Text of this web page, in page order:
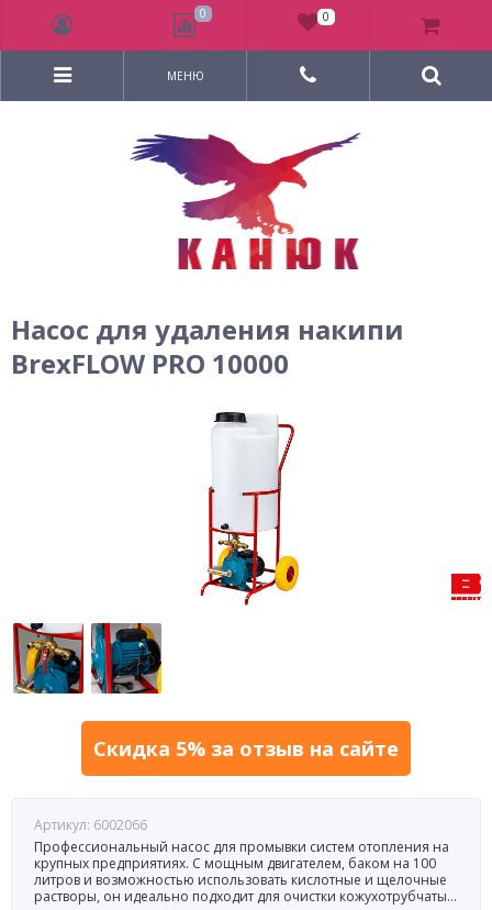
МЕНЮ
Насос для удаления накипи
BrexFLOW PRO 10000
Скидка 5% за отзыв на сайте
Артикул: 6002066
Профессиональный насос для промывки систем отопления на
крупных предприятиях. С мощным двигателем, баком на 100
литров и возможностью использовать кислотные и щелочные
растворы, он идеально подходит для очистки кожухотрубчатых
0 0